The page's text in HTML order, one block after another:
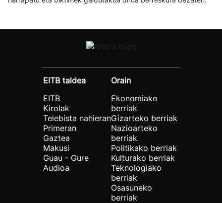
EITB taldea
EITB
Kirolak
Telebista nahieran
Primeran
Gaztea
Makusi
Guau - Gure
Audioa
Orain
Ekonomiako
berriak
Gizarteko berriak
Nazioarteko
berriak
Politikako berriak
Kulturako berriak
Teknologiako
berriak
Osasuneko
berriak